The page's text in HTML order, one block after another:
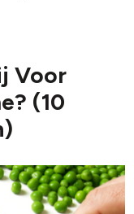
Voor
(10